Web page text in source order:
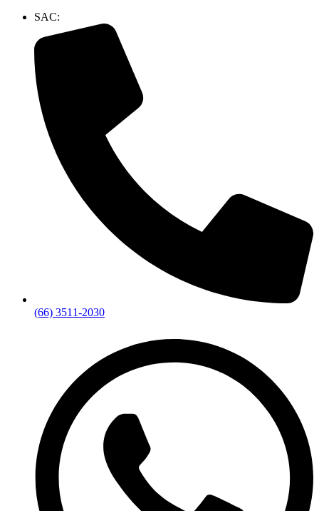
SAC:
(66) 3511-2030